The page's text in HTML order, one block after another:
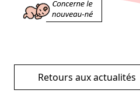
Retours aux actualités